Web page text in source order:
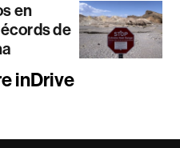
en
de
inDrive